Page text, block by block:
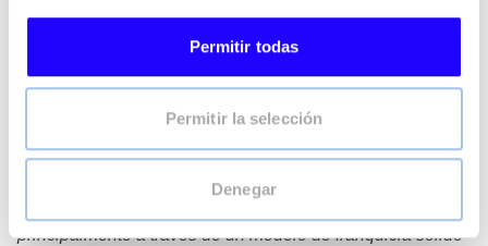
Permitir todas
Permitir la selección
Denegar
un modelo multimarca y multiformato que combina solidez
plazo. Con 7 marcas y más de 300 establecimientos, el
grupo reúne un portfolio complementario formado por
SANTAGLORIA, Vezzo, LATERAL, L’OBRADOR, Taberna
principalmente a través de un modelo de franquicia sólido